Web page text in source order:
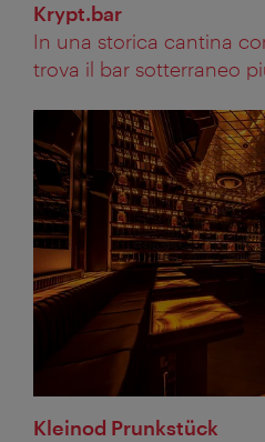
Krypt.bar
In una storica cantina
trova il bar sotterraneo
Kleinod Prunkstück